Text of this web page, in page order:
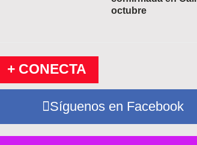
octubre
+ CONECTA
Síguenos en Facebook